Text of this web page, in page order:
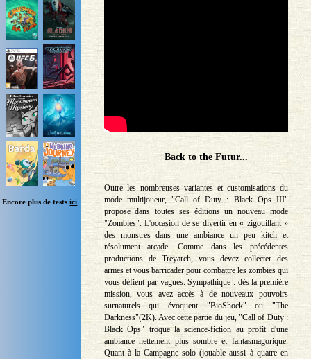
Encore plus de testsici
Back to the Futur...
Outre les nombreuses variantes et customisations du
mode multijoueur, "Call of Duty : Black Ops III"
propose dans toutes ses éditions un nouveau mode
"Zombies". L'occasion de se divertir en « zigouillant »
des monstres dans une ambiance un peu kitch et
résolument arcade. Comme dans les précédentes
productions de Treyarch, vous devez collecter des
armes et vous barricader pour combattre les zombies qui
vous défient par vagues. Sympathique : dès la première
mission, vous avez accès à de nouveaux pouvoirs
surnaturels qui évoquent "BioShock" ou "The
Darkness"(2K). Avec cette partie du jeu, "Call of Duty :
Black Ops" troque la science-fiction au profit d'une
ambiance nettement plus sombre et fantasmagorique.
Quant à la Campagne solo (jouable aussi à quatre en